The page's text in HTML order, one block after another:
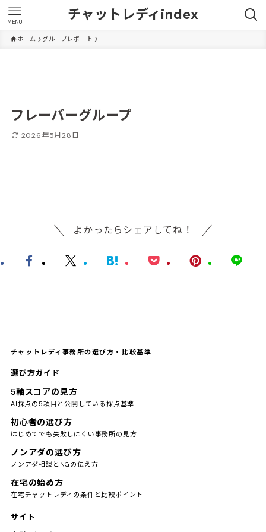
チャットレディindex
MENU
ホーム グループレポート
フレーバーグループ
2026年5月28日
よかったらシェアしてね！
チャットレディ事務所の選び方・比較基準
選び方ガイド
5軸スコアの見方
AI採点の5項目と公開している採点基準
初心者の選び方
はじめてでも失敗しにくい事務所の見方
ノンアダの選び方
ノンアダ相談とNGの伝え方
在宅の始め方
在宅チャットレディの条件と比較ポイント
サイト